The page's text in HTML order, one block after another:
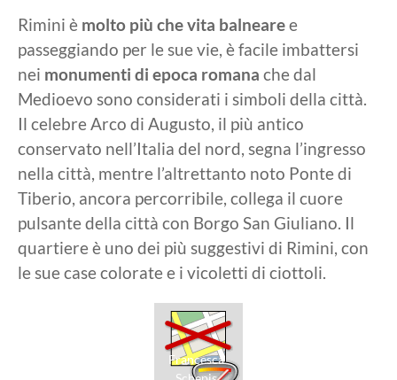
Rimini è molto più che vita balnearee
passeggiando per le sue vie, è facile imbattersi
nei monumenti di epoca romana che dal
Medioevo sono considerati i simboli della città.
Il celebre Arco di Augusto, il più antico
conservato nell’Italia del nord, segna l’ingresso
nella città, mentre l’altrettanto noto Ponte di
Tiberio, ancora percorribile, collega il cuore
pulsante della città con Borgo San Giuliano. Il
quartiere è uno dei più suggestivi di Rimini, con
le sue case colorate e i vicoletti di ciottoli.
Francesca